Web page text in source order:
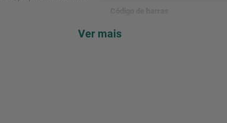
Referência
Ver mais